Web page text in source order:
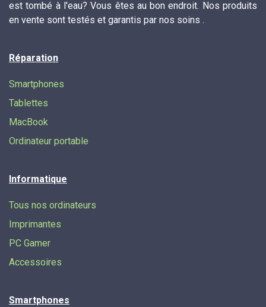
est tombé à l'eau? Vous êtes au bon endroit. Nos produits
en vente sont testés et garantis par nos soins .
Réparation
Smartphones
Tablettes
MacBook
Ordinateur portable
Informatique
Tous nos ordinateurs
Imprimantes
PC Gamer
Accessoires
Smartphones